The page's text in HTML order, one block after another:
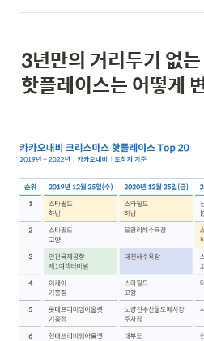
3년만의 거리두기 없
핫플레이스는 어떻게